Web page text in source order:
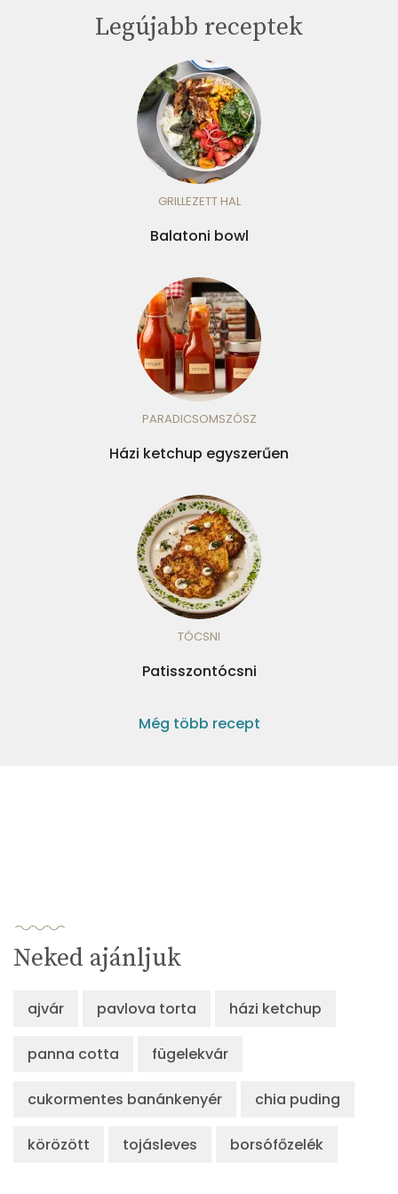
Legújabb receptek
GRILLEZETT HAL
Balatoni bowl
PARADICSOMSZÓSZ
Házi ketchup egyszerűen
TÓCSNI
Patisszontócsni
Még több recept
Neked ajánljuk
ajvár pavlova torta házi ketchup
panna cotta fügelekvár
cukormentes banánkenyér chia puding
körözött tojásleves borsófőzelék